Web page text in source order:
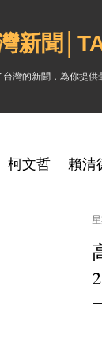
新聞
台灣的新聞，為你提供
柯文哲 賴清